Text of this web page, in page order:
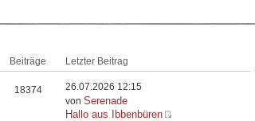
Beiträge Letzter Beitrag
18374
26.07.2026 12:15
vonSerenade
Hallo aus Ibbenbüren